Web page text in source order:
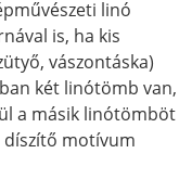
linó
is, ha kis
vászontáska)
két linótömb van,
a másik linótömböt
díszítő motívum